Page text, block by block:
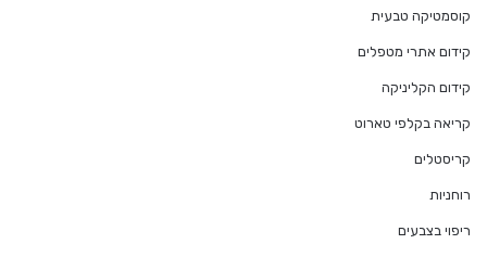
קוסמטיקה טבעית
קידום אתרי מטפלים
קידום הקליניקה
קריאה בקלפי טארוט
קריסטלים
רוחניות
ריפוי בצבעים